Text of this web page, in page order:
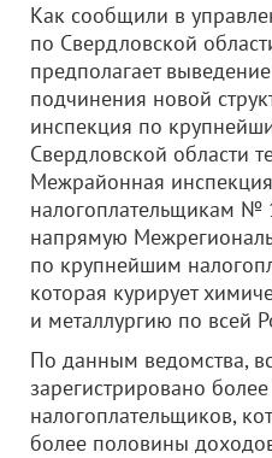
Как сообщили в
по Свердловской
предполагает
подчинения новой
инспекция по
Свердловской области
Межрайонная
налогоплательщикам №
напрямую
по крупнейшим
которая курирует
и металлургию по всей
По данным ведомства,
зарегистрировано
налогоплательщиков,
более половины